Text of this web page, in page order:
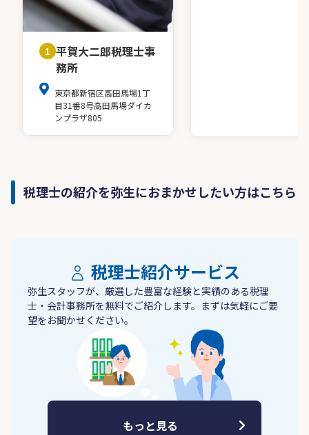
1 平賀大二郎税理士事
務所
東京都新宿区高田馬場1丁
目31番8号高田馬場ダイカ
ンプラザ805
税理士の紹介を弥生におまかせしたい方はこちら
税理士紹介サービス
弥生スタッフが、厳選した豊富な経験と実績のある税理
士・会計事務所を無料でご紹介します。まずは気軽にご要
望をお聞かせください。
もっと見る